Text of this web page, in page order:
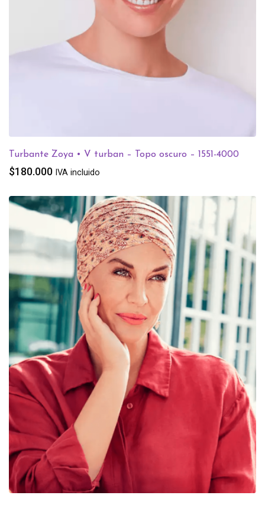
Turbante Zoya • V turban – Topo oscuro – 1551-4000
$180.000 IVA incluido